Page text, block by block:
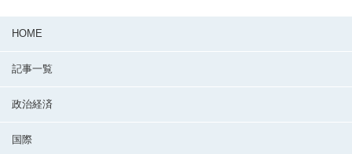
HOME
記事一覧
政治経済
国際